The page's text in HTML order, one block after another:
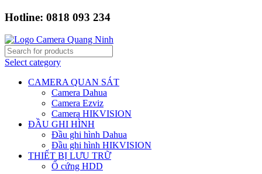
Hotline: 0818 093 234
Select category
CAMERA QUAN SÁT
Camera Dahua
Camera Ezviz
Camera HIKVISION
ĐẦU GHI HÌNH
Đầu ghi hình Dahua
Đầu ghi hình HIKVISION
THIẾT BỊ LƯU TRỮ
Ổ cứng HDD